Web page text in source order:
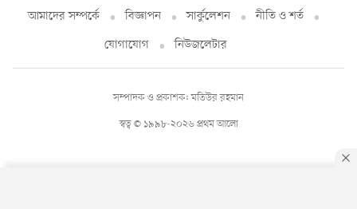
আমাদের সম্পর্কে বিজ্ঞাপন সার্কুলেশন
নীতি ও শর্ত
যোগাযোগ
নিউজলেটার
স্বত্ব © ১৯৯৮-২০২৬ প্রথম আলো
সম্পাদক ও প্রকাশক: মতিউর রহমান